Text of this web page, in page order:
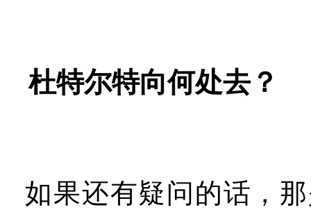
杜特尔特向何处去？
如果还有疑问的话，